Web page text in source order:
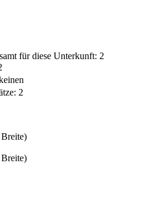
für diese Unterkunft: 2
2